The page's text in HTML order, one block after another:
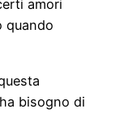
amori
quando
bisogno di